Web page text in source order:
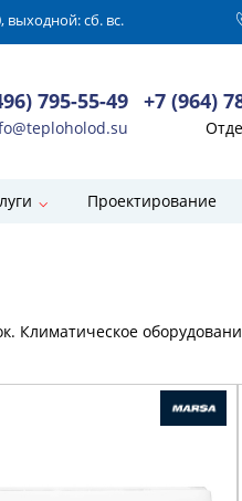
выходной: сб. вс.
795-55-49 +7 (964)
Проектирование